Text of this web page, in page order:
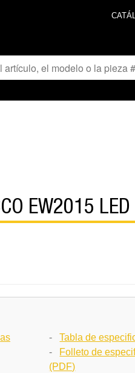
EW2015 LED
-Tabla de
- Folleto de
(PDF)